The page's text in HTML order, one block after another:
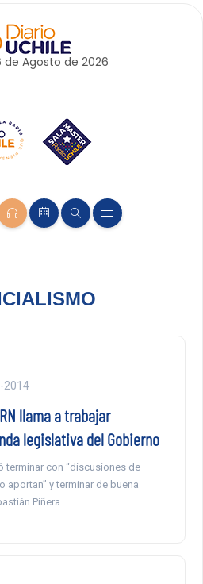
de Agosto de 2026
2014
llama a trabajar
legislativa del Gobierno
terminar con “discusiones de
y terminar de buena
Piñera.